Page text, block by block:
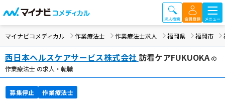
マイナビコメディカル 作業療法士 作業療法士求人 福岡県 福岡市
西日本ヘルスケアサービス株式会社 訪看ケアFUKUOKAの
作業療法士 の求人・転職
募集停止 作業療法士